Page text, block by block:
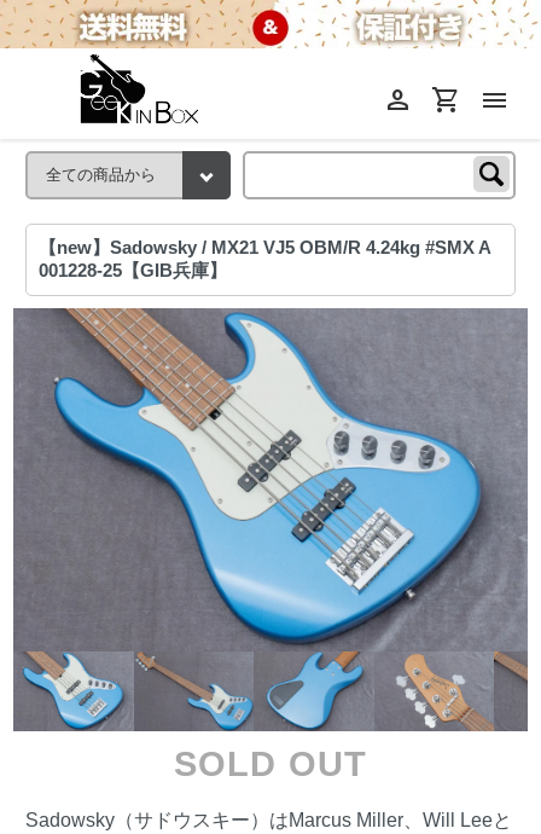
menu
shopping_cart
person
【new】Sadowsky / MX21 VJ5 OBM/R 4.24kg #SMX A
001228-25【GIB兵庫】
SOLD OUT
Sadowsky（サドウスキー）はMarcus Miller、Will Leeと